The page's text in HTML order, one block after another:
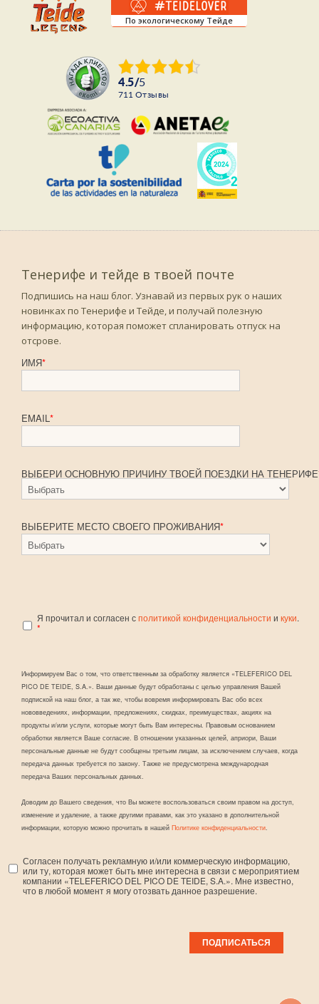
По экологическому Тейде
4.5/5
711 Отзывы
Тенерифе и тейде в твоей почте
Подпишись на наш блог. Узнавай из первых рук о наших
новинках по Тенерифе и Тейде, и получай полезную
информацию, которая поможет спланировать отпуск на
отсрове.
ИМЯ*
EMAIL*
ВЫБЕРИ ОСНОВНУЮ ПРИЧИНУ ТВОЕЙ ПОЕЗДКИ НА ТЕНЕРИФЕ
ВЫБЕРИТЕ МЕСТО СВОЕГО ПРОЖИВАНИЯ*
Я прочитал и согласен сполитикой конфиденциальности и куки.
*
Информируем Вас о том, что ответственным за обработку является «TELEFERICO DEL
PICO DE TEIDE, S.A.». Ваши данные будут обработаны с целью управления Вашей
подпиской на наш блог, а так же, чтобы вовремя информировать Вас обо всех
нововведениях, информации, предложениях, скидках, преимуществах, акциях на
продукты и/или услуги, которые могут быть Вам интересны. Правовым основанием
обработки является Ваше согласие. В отношении указанных целей, априори, Ваши
персональные данные не будут сообщены третьим лицам, за исключением случаев, когда
передача данных требуется по закону. Также не предусмотрена международная
передача Ваших персональных данных.
Доводим до Вашего сведения, что Вы можете воспользоваться своим правом на доступ,
изменение и удаление, а также другими правами, как это указано в дополнительной
информации, которую можно прочитать в нашей Политике конфиденциальности.
Согласен получать рекламную и/или коммерческую информацию,
или ту, которая может быть мне интересна в связи с мероприятием
компании «TELEFERICO DEL PICO DE TEIDE, S.A.». Мне известно,
что в любой момент я могу отозвать данное разрешение.